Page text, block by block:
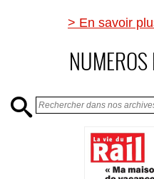
> En savoir
NUMEROS